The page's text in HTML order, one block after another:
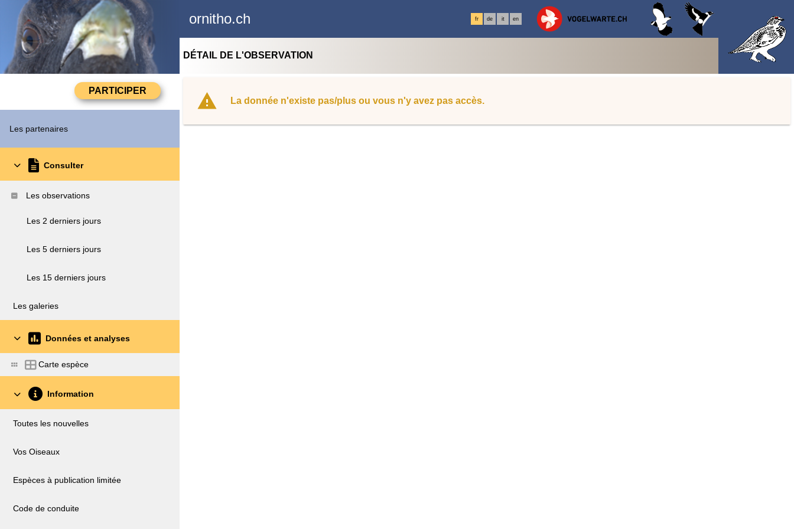
ornitho.ch fr de it en
Les partenaires
Consulter
Les observations
Les 2 derniers jours
Les 5 derniers jours
Les 15 derniers jours
Les galeries
Données et analyses
Carte espèce
Information
Toutes les nouvelles
Vos Oiseaux
Espèces à publication limitée
Code de conduite
DÉTAIL DE L'OBSERVATION
La donnée n'existe pas/plus ou vous n'y avez pas accès.